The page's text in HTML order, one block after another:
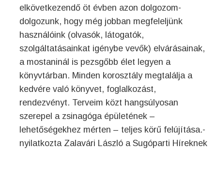
elkövetkezendő öt évben azon dolgozom-
dolgozunk, hogy még jobban megfeleljünk
használóink (olvasók, látogatók,
szolgáltatásainkat igénybe vevők) elvárásainak,
a mostaninál is pezsgőbb élet legyen a
könyvtárban. Minden korosztály megtalálja a
kedvére való könyvet, foglalkozást,
rendezvényt. Terveim közt hangsúlyosan
szerepel a zsinagóga épületének –
lehetőségekhez mérten – teljes körű felújítása.-
nyilatkozta Zalavári László a Sugóparti Híreknek